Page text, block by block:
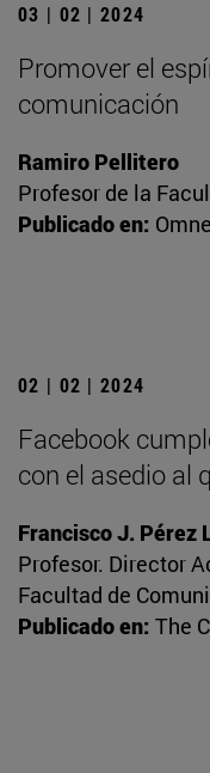
03 | 02 | 2024
Promover el
comunicación
Ramiro Pellitero
Profesor de la
Publicado en:
02 | 02 | 2024
Facebook
con el asedio al
Francisco J. Pérez
Profesor. Director
Facultad de
Publicado en: The